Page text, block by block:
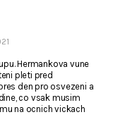
Hermankova vune
pleti pred
den pro osvezeni a
co vsak musim
na ocnich vickach